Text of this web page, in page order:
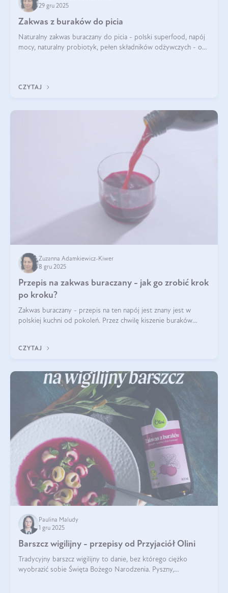
29 gru 2025
Zakwas z buraków do picia
Naturalny zakwas buraczany do picia - polski superfood, napój
mocy, naturalny probiotyk, pełen składników odżywczych - o
CZYTAJ
Zuzanna Adamkiewicz-Kiwer
8 gru 2025
Przepis na zakwas buraczany - jak go zrobić krok
po kroku?
Zakwas buraczany - przepis na ten napój jest znany jest w
polskiej kuchni od pokoleń. Przez chwilę kiszenie buraków
CZYTAJ
Paulina Maludy
1 gru 2025
Barszcz wigilijny - przepisy od Przyjaciół Olini
Tradycyjny barszcz wigilijny to danie, bez którego ciężko
wyobrazić sobie Święta Bożego Narodzenia. Pyszny,